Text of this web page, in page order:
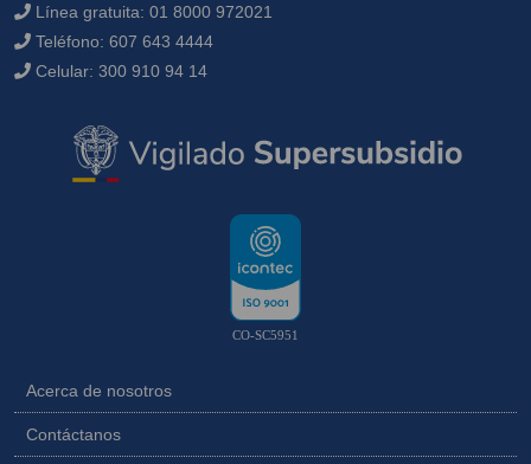
Línea gratuita: 01 8000 972021
Teléfono: 607 643 4444
Celular: 300 910 94 14
CO-SC5951
Acerca de nosotros
Contáctanos